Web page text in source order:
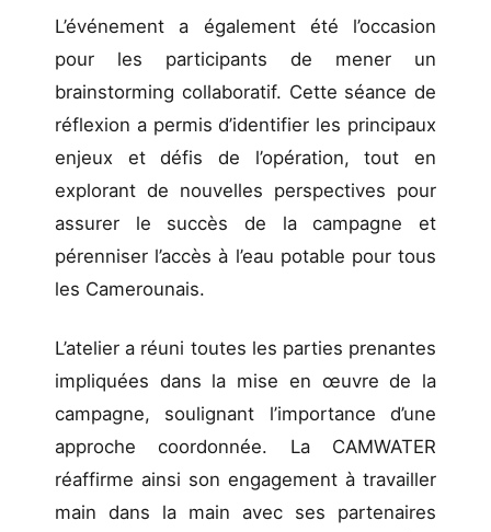
L’événement a également été l’occasion
pour les participants de mener un
brainstorming collaboratif. Cette séance de
réflexion a permis d’identifier les principaux
enjeux et défis de l’opération, tout en
explorant de nouvelles perspectives pour
assurer le succès de la campagne et
pérenniser l’accès à l’eau potable pour tous
les Camerounais.
L’atelier a réuni toutes les parties prenantes
impliquées dans la mise en œuvre de la
campagne, soulignant l’importance d’une
approche coordonnée. La CAMWATER
réaffirme ainsi son engagement à travailler
main dans la main avec ses partenaires